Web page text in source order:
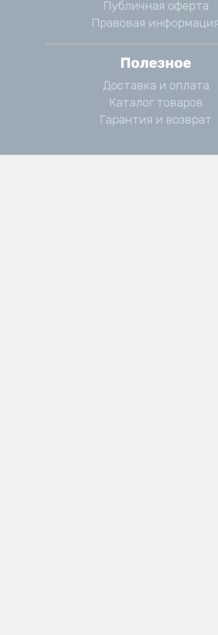
Публичная оферта
Правовая
Полезное
Доставка и оплата
Каталог товаров
Гарантия и возврат